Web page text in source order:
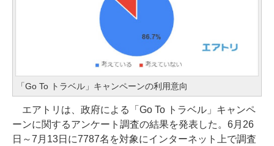
「Go To トラベル」キャンペーンの利用意向
エアトリは、政府による「Go To トラベル」キャンペ
ーンに関するアンケート調査の結果を発表した。6月26
日～7月13日に7787名を対象にインターネット上で調査